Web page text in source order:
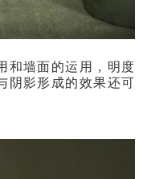
和墙面的运用，明度
阴影形成的效果还可